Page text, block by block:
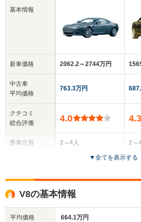
基本情報
新車価格
中古車
平均価格
クチコミ
総合評価
乗車定員
2062.2～2744万円
763.3万円
4.0
2～4人
全高
1.27m～1.28m
4.3
2～
2ドア
▼全てを表示する
V8の基本情報
平均価格 664.1万円